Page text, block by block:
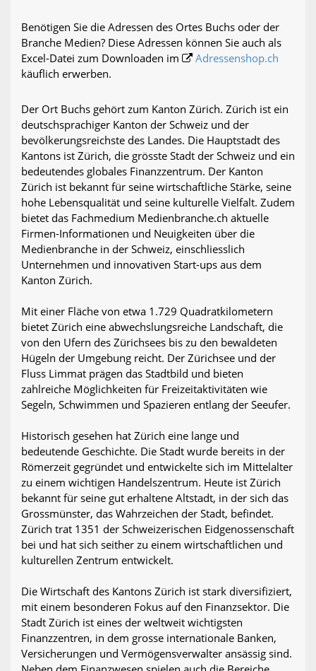
Benötigen Sie die Adressen des Ortes Buchs oder der
Branche Medien? Diese Adressen können Sie auch als
Excel-Datei zum Downloaden im
Adressenshop.ch
käuflich erwerben.
Der Ort Buchs gehört zum Kanton Zürich. Zürich ist ein
deutschsprachiger Kanton der Schweiz und der
bevölkerungsreichste des Landes. Die Hauptstadt des
Kantons ist Zürich, die grösste Stadt der Schweiz und ein
bedeutendes globales Finanzzentrum. Der Kanton
Zürich ist bekannt für seine wirtschaftliche Stärke, seine
hohe Lebensqualität und seine kulturelle Vielfalt. Zudem
bietet das Fachmedium Medienbranche.ch aktuelle
Firmen-Informationen und Neuigkeiten über die
Medienbranche in der Schweiz, einschliesslich
Unternehmen und innovativen Start-ups aus dem
Kanton Zürich.
Mit einer Fläche von etwa 1.729 Quadratkilometern
bietet Zürich eine abwechslungsreiche Landschaft, die
von den Ufern des Zürichsees bis zu den bewaldeten
Hügeln der Umgebung reicht. Der Zürichsee und der
Fluss Limmat prägen das Stadtbild und bieten
zahlreiche Möglichkeiten für Freizeitaktivitäten wie
Segeln, Schwimmen und Spazieren entlang der Seeufer.
Historisch gesehen hat Zürich eine lange und
bedeutende Geschichte. Die Stadt wurde bereits in der
Römerzeit gegründet und entwickelte sich im Mittelalter
zu einem wichtigen Handelszentrum. Heute ist Zürich
bekannt für seine gut erhaltene Altstadt, in der sich das
Grossmünster, das Wahrzeichen der Stadt, befindet.
Zürich trat 1351 der Schweizerischen Eidgenossenschaft
bei und hat sich seither zu einem wirtschaftlichen und
kulturellen Zentrum entwickelt.
Die Wirtschaft des Kantons Zürich ist stark diversifiziert,
mit einem besonderen Fokus auf den Finanzsektor. Die
Stadt Zürich ist eines der weltweit wichtigsten
Finanzzentren, in dem grosse internationale Banken,
Versicherungen und Vermögensverwalter ansässig sind.